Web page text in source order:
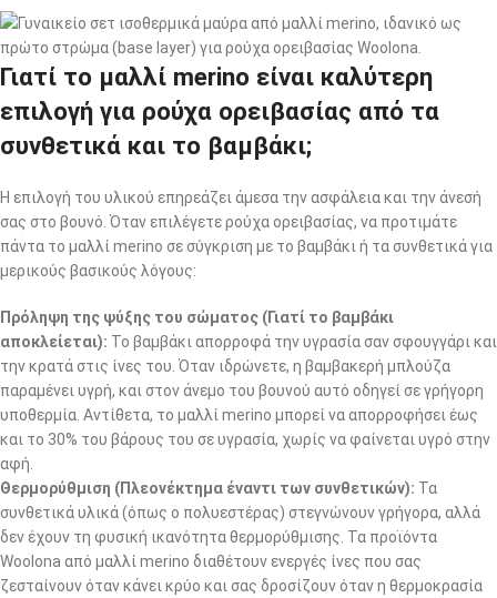
Γιατί το μαλλί merino είναι καλύτερη
επιλογή για ρούχα ορειβασίας από τα
συνθετικά και το βαμβάκι;
Η επιλογή του υλικού επηρεάζει άμεσα την ασφάλεια και την άνεσή
σας στο βουνό. Όταν επιλέγετε ρούχα ορειβασίας, να προτιμάτε
πάντα το μαλλί merino σε σύγκριση με το βαμβάκι ή τα συνθετικά για
μερικούς βασικούς λόγους:
Πρόληψη της ψύξης του σώματος (Γιατί το βαμβάκι
αποκλείεται): Το βαμβάκι απορροφά την υγρασία σαν σφουγγάρι και
την κρατά στις ίνες του. Όταν ιδρώνετε, η βαμβακερή μπλούζα
παραμένει υγρή, και στον άνεμο του βουνού αυτό οδηγεί σε γρήγορη
υποθερμία. Αντίθετα, το μαλλί merino μπορεί να απορροφήσει έως
και το 30% του βάρους του σε υγρασία, χωρίς να φαίνεται υγρό στην
αφή.
Θερμορύθμιση (Πλεονέκτημα έναντι των συνθετικών): Τα
συνθετικά υλικά (όπως ο πολυεστέρας) στεγνώνουν γρήγορα, αλλά
δεν έχουν τη φυσική ικανότητα θερμορύθμισης. Τα προϊόντα
Woolona από μαλλί merino διαθέτουν ενεργές ίνες που σας
ζεσταίνουν όταν κάνει κρύο και σας δροσίζουν όταν η θερμοκρασία